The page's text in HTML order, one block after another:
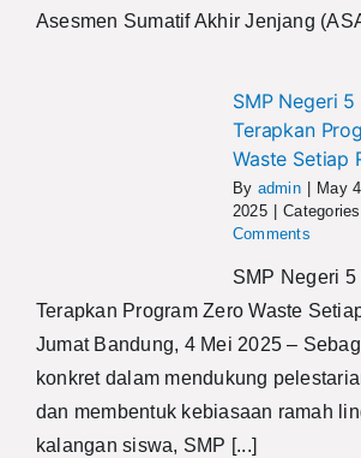
Asesmen Sumatif Akhir Jenjang
SMP Negeri 5
Terapkan
Waste Setiap
By admin
May
2025
Comments
SMP Negeri
Terapkan Program Zero Waste
Jumat Bandung, 4 Mei 2025 –
konkret dalam mendukung
dan membentuk kebiasaan ramah
kalangan siswa, SMP [...]